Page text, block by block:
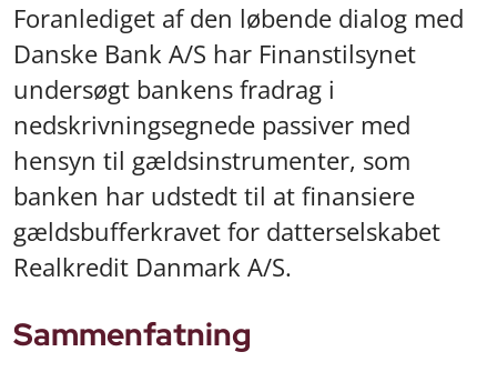
Foranlediget af den løbende dialog med
Danske Bank A/S har Finanstilsynet
undersøgt bankens fradrag i
nedskrivningsegnede passiver med
hensyn til gældsinstrumenter, som
banken har udstedt til at finansiere
gældsbufferkravet for datterselskabet
Realkredit Danmark A/S.
Sammenfatning